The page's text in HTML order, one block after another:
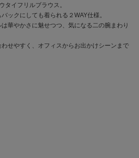
タイフリルブラウス。
ックにしても着られる２WAY仕様。
華やかさに魅せつつ、気になる二の腕まわり
わせやすく、オフィスからお出かけシーンまで